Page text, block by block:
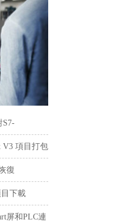
S7-
V3 項目打包
復
下載
屏和PLC連